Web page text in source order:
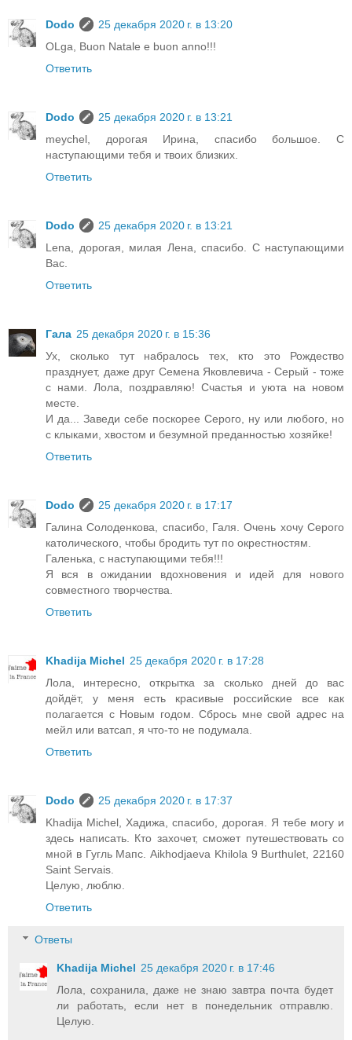
Dodo
25 декабря 2020 г. в 13:20
OLga, Buon Natale e buon anno!!!
Ответить
Dodo
25 декабря 2020 г. в 13:21
meychel, дорогая Ирина, спасибо большое. С
наступающими тебя и твоих близких.
Ответить
Dodo
25 декабря 2020 г. в 13:21
Lena, дорогая, милая Лена, спасибо. С наступающими
Вас.
Ответить
Гала 25 декабря 2020 г. в 15:36
Ух, сколько тут набралось тех, кто это Рождество
празднует, даже друг Семена Яковлевича - Серый - тоже
с нами. Лола, поздравляю! Счастья и уюта на новом
месте.
И да... Заведи себе поскорее Серого, ну или любого, но
с клыками, хвостом и безумной преданностью хозяйке!
Ответить
Dodo
25 декабря 2020 г. в 17:17
Галина Солоденкова, спасибо, Галя. Очень хочу Серого
католического, чтобы бродить тут по окрестностям.
Галенька, с наступающими тебя!!!
Я вся в ожидании вдохновения и идей для нового
совместного творчества.
Ответить
Khadija Michel 25 декабря 2020 г. в 17:28
Лола, интересно, открытка за сколько дней до вас
дойдёт, у меня есть красивые российские все как
полагается с Новым годом. Сбрось мне свой адрес на
мейл или ватсап, я что-то не подумала.
Ответить
Dodo
25 декабря 2020 г. в 17:37
Khadija Michel, Хадижа, спасибо, дорогая. Я тебе могу и
здесь написать. Кто захочет, сможет путешествовать со
мной в Гугль Мапс. Aikhodjaeva Khilola 9 Burthulet, 22160
Saint Servais.
Целую, люблю.
Ответить
Ответы
Khadija Michel 25 декабря 2020 г. в 17:46
Лола, сохранила, даже не знаю завтра почта будет
ли работать, если нет в понедельник отправлю.
Целую.